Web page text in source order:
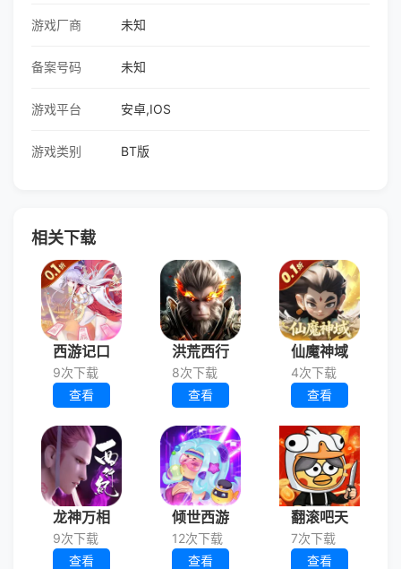
游戏厂商 未知
备案号码 未知
游戏平台 安卓,IOS
游戏类别 BT版
相关下载
西游记口
9次下载
查看
洪荒西行
8次下载
查看
仙魔神域
4次下载
查看
龙神万相
9次下载
查看
倾世西游
12次下载
查看
翻滚吧天
7次下载
查看